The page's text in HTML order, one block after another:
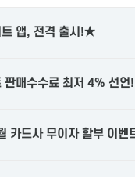
앱, 전격 출시!★
판매수수료 최저 4% 선
카드사 무이자 할부 이벤